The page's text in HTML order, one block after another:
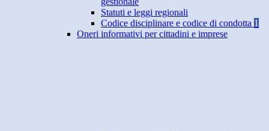
Statuti e leggi regionali
Codice disciplinare e codice di condotta 1
Oneri informativi per cittadini e imprese